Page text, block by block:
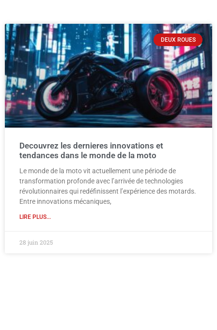
DEUX ROUES
Decouvrez les dernieres innovations et
tendances dans le monde de la moto
Le monde de la moto vit actuellement une période de
transformation profonde avec l’arrivée de technologies
révolutionnaires qui redéfinissent l’expérience des motards.
Entre innovations mécaniques,
LIRE PLUS...
28 juin 2025